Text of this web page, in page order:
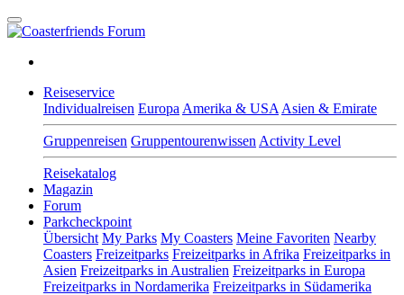
Reiseservice
Individualreisen Europa Amerika & USA Asien & Emirate
Gruppenreisen Gruppentourenwissen Activity Level
Reisekatalog
Magazin
Forum
Parkcheckpoint
Übersicht My Parks My Coasters Meine Favoriten Nearby
Coasters Freizeitparks Freizeitparks in Afrika Freizeitparks in
Asien Freizeitparks in Australien Freizeitparks in Europa
Freizeitparks in Nordamerika Freizeitparks in Südamerika